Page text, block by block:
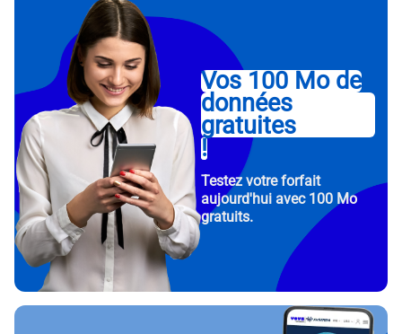
Vos 100 Mo de
données
gratuites
!
Testez votre forfait
aujourd'hui avec 100 Mo
gratuits.